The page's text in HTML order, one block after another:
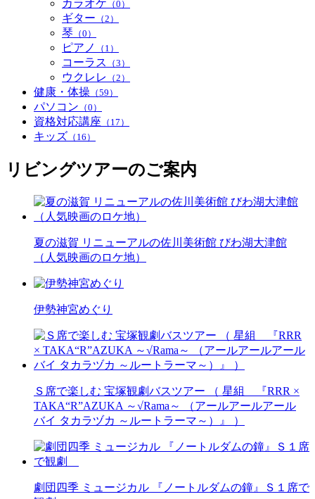
カラオケ （0）
ギター （2）
琴 （0）
ピアノ （1）
コーラス （3）
ウクレレ （2）
健康・体操 （59）
パソコン （0）
資格対応講座 （17）
キッズ （16）
リビングツアーのご案内
夏の滋賀 リニューアルの佐川美術館 びわ湖大津館
（人気映画のロケ地）
伊勢神宮めぐり
Ｓ席で楽しむ 宝塚観劇バスツアー （ 星組 『RRR ×
TAKA“R”AZUKA ～√Rama～ （アールアールアール
バイ タカラヅカ ～ルートラーマ～）』 ）
劇団四季 ミュージカル 『ノートルダムの鐘』Ｓ１席で